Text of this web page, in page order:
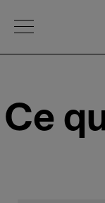
Open Menu
Ce